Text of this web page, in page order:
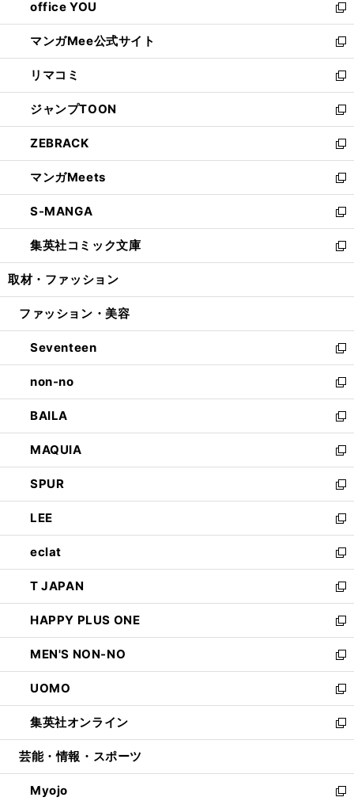
く
で
開
く
ィ
ン
ド
ウ
で
開
く
い
ウ
ィ
ン
ド
ウ
で
開
く
office YOU
新
し
い
ウ
ィ
ン
ド
ウ
で
開
く
マンガMee公式サイト
新
し
い
ウ
ィ
ン
ド
ウ
で
開
く
リマコミ
新
し
い
ウ
ィ
ン
ド
ウ
で
開
く
ジャンプTOON
新
し
い
ウ
ィ
ン
ド
ウ
で
開
ZEBRACK
新
し
い
ウ
ィ
ン
ド
ウ
開
マンガMeets
新
し
い
ウ
ィ
ン
ウ
開
く
S-MANGA
新
し
い
ウ
ン
ウ
で
開
く
集英社コミック文庫
新
し
ウ
ン
ド
ウ
で
開
く
取材・ファッション
ファッション・美容
Seventeen
新
し
い
ウ
ィ
ン
ド
ウ
で
開
く
non-no
新
し
い
ウ
ィ
ン
ド
ウ
で
開
く
BAILA
新
し
い
ウ
ィ
ン
ド
ウ
で
開
く
MAQUIA
新
し
い
ウ
ィ
ン
ド
ウ
で
開
く
SPUR
新
し
い
ウ
ィ
ン
ド
ウ
で
開
く
LEE
新
し
い
ウ
ィ
ン
ド
ウ
で
開
く
eclat
新
し
い
ウ
ィ
ン
ド
ウ
で
開
く
T JAPAN
新
し
い
ウ
ィ
ン
ド
ウ
で
開
HAPPY PLUS ONE
新
し
い
ウ
ィ
ン
ド
ウ
開
く
MEN'S NON-NO
新
し
い
ウ
ィ
ン
ウ
で
UOMO
新
し
い
ウ
ン
ド
集英社オンライン
新
し
ウ
ィ
芸能・情報・スポーツ
Myojo
新